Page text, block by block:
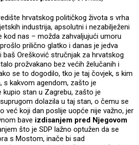
hrvatskog političkog života s vrha
industrija, apsolutni i nezabilježeni
kod nas – možda zahvaljujući umoru
prilično glatko i danas je jedva
Orešković stručnjak za hrvatskog
prožvakano bez većih želučanih i
se to dogodilo, tko je taj čovjek, s kim
s kakvom agendom, zašto je
stan u Zagrebu, zašto je
dolazila u taj stan, o čemu se
već koji dan poslije uopće nije važno, jer
bave izdisanjem pred Njegovom
što je SDP lažno optužen da se
s Mostom, inače bi sad